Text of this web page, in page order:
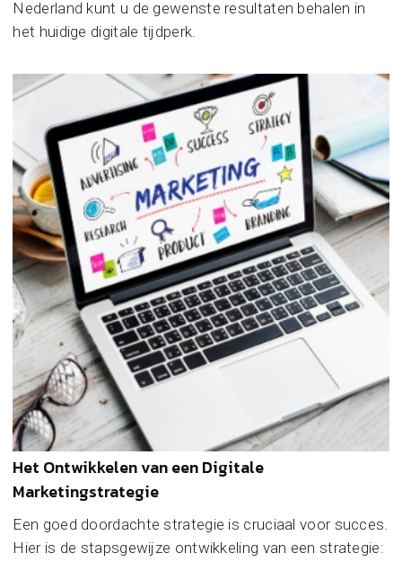
Nederland kunt u de gewenste resultaten behalen in
het huidige digitale tijdperk.
Het Ontwikkelen van een Digitale
Marketingstrategie
Een goed doordachte strategie is cruciaal voor succes.
Hier is de stapsgewijze ontwikkeling van een strategie: